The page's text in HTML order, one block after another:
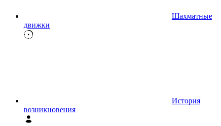
Шахматные
движки
История
возникновения